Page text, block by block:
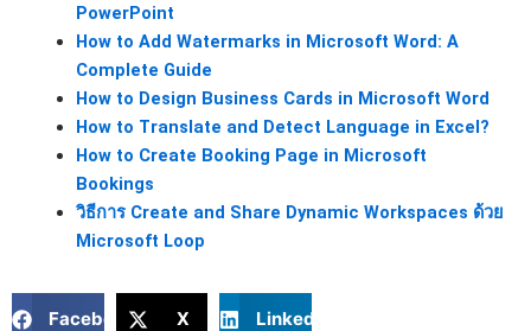
PowerPoint
How to Add Watermarks in Microsoft Word: A
Complete Guide
How to Design Business Cards in Microsoft Word
How to Translate and Detect Language in Excel?
How to Create Booking Page in Microsoft
Bookings
วิธีการ Create and Share Dynamic Workspaces ด้วย
Microsoft Loop
Facebook X LinkedIn